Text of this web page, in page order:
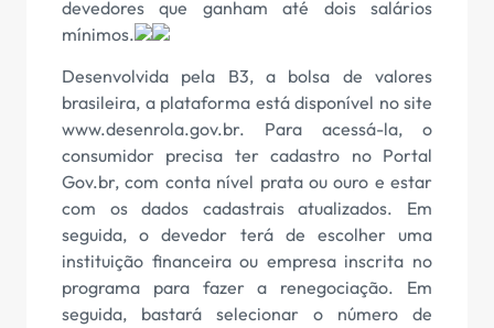
devedores que ganham até dois salários
mínimos.
Desenvolvida pela B3, a bolsa de valores
brasileira, a plataforma está disponível no site
www.desenrola.gov.br. Para acessá-la, o
consumidor precisa ter cadastro no Portal
Gov.br, com conta nível prata ou ouro e estar
com os dados cadastrais atualizados. Em
seguida, o devedor terá de escolher uma
instituição financeira ou empresa inscrita no
programa para fazer a renegociação. Em
seguida, bastará selecionar o número de